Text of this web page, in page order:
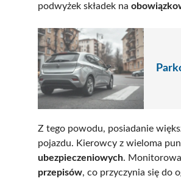
podwyżek składek na
Z tego powodu, posiadanie
pojazdu. Kierowcy z wieloma
ubezpieczeniowych.
przepisów, co przyczynia się do